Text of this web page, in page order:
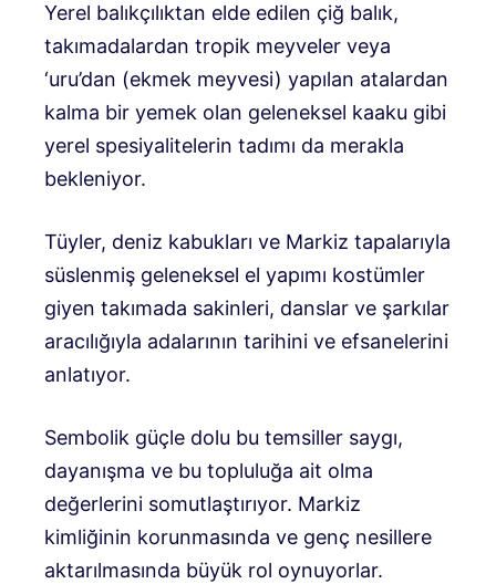
Yerel balıkçılıktan elde edilen çiğ balık,
takımadalardan tropik meyveler veya
‘uru’dan (ekmek meyvesi) yapılan atalardan
kalma bir yemek olan geleneksel kaaku gibi
yerel spesiyalitelerin tadımı da merakla
bekleniyor.
Tüyler, deniz kabukları ve Markiz tapalarıyla
süslenmiş geleneksel el yapımı kostümler
giyen takımada sakinleri, danslar ve şarkılar
aracılığıyla adalarının tarihini ve efsanelerini
anlatıyor.
Sembolik güçle dolu bu temsiller saygı,
dayanışma ve bu topluluğa ait olma
değerlerini somutlaştırıyor. Markiz
kimliğinin korunmasında ve genç nesillere
aktarılmasında büyük rol oynuyorlar.